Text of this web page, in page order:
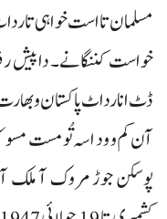
مسلمان تا است خواہی تا
ڈٹ انا رداٹ پاکستان و
آن کم و ود اسہ تُو مست
پوسکن جوڑ مروک آ ملک